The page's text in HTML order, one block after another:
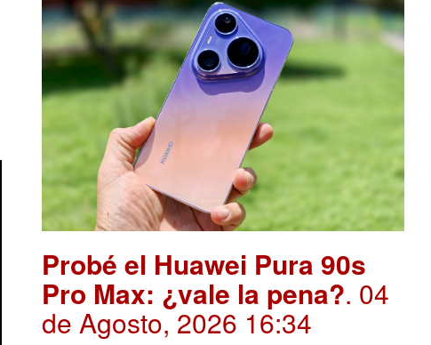
Probé el Huawei Pura 90s
Pro Max: ¿vale la pena?. 04
de Agosto, 2026 16:34